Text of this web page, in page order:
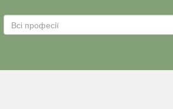
Всі професії